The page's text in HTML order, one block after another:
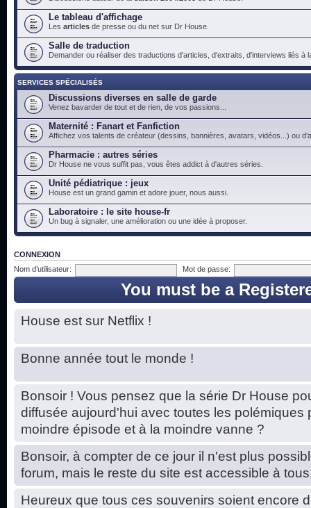
Le tableau d'affichage
Les articles de presse ou du net sur Dr House.
Salle de traduction
Demander ou réaliser des traductions d'articles, d'extraits, d'interviews liés à
SERVICES SPÉCIALISÉS
Discussions diverses en salle de garde
Venez bavarder de tout et de rien, de vos passions...
Maternité : Fanart et Fanfiction
Affichez vos talents de créateur (dessins, bannières, avatars, vidéos...) ou
Pharmacie : autres séries
Dr House ne vous suffit pas, vous êtes addict à d'autres séries.
Unité pédiatrique : jeux
House est un grand gamin et adore jouer, nous aussi.
Laboratoire : le site house-fr
Un bug à signaler, une amélioration ou une idée à proposer.
CONNEXION
Nom d’utilisateur:
Mot de passe:
You must be a
House est sur Netflix !
Bonne année tout le monde !
Bonsoir ! Vous pensez que la série Dr House
diffusée aujourd'hui avec toutes les polémiques
moindre épisode et à la moindre vanne ?
Bonsoir, à compter de ce jour il n'est plus
forum, mais le reste du site est accessible à
Heureux que tous ces souvenirs soient encore